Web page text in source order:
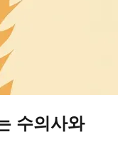
수의사와